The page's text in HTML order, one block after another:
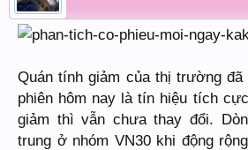
Quán tính giảm của thị trường
phiên hôm nay là tín hiệu tích
giảm thì vẫn chưa thay đổi.
trung ở nhóm VN30 khi động